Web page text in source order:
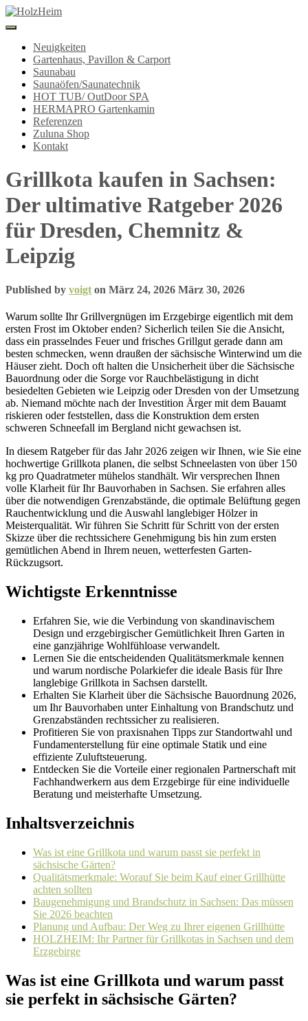
Navigation
umschalten
Neuigkeiten
Gartenhaus, Pavillon & Carport
Saunabau
Saunaöfen/Saunatechnik
HOT TUB/ OutDoor SPA
HERMAPRO Gartenkamin
Referenzen
Zuluna Shop
Kontakt
Grillkota kaufen in Sachsen:
Der ultimative Ratgeber 2026
für Dresden, Chemnitz &
Leipzig
Published by voigt on März 24, 2026 März 30, 2026
Warum sollte Ihr Grillvergnügen im Erzgebirge eigentlich mit dem
ersten Frost im Oktober enden? Sicherlich teilen Sie die Ansicht,
dass ein prasselndes Feuer und frisches Grillgut gerade dann am
besten schmecken, wenn draußen der sächsische Winterwind um die
Häuser zieht. Doch oft halten die Unsicherheit über die Sächsische
Bauordnung oder die Sorge vor Rauchbelästigung in dicht
besiedelten Gebieten wie Leipzig oder Dresden von der Umsetzung
ab. Niemand möchte nach der Investition Ärger mit dem Bauamt
riskieren oder feststellen, dass die Konstruktion dem ersten
schweren Schneefall im Bergland nicht gewachsen ist.
In diesem Ratgeber für das Jahr 2026 zeigen wir Ihnen, wie Sie eine
hochwertige Grillkota planen, die selbst Schneelasten von über 150
kg pro Quadratmeter mühelos standhält. Wir versprechen Ihnen
volle Klarheit für Ihr Bauvorhaben in Sachsen. Sie erfahren alles
über die notwendigen Grenzabstände, die optimale Belüftung gegen
Rauchentwicklung und die Auswahl langlebiger Hölzer in
Meisterqualität. Wir führen Sie Schritt für Schritt von der ersten
Skizze über die rechtssichere Genehmigung bis hin zum ersten
gemütlichen Abend in Ihrem neuen, wetterfesten Garten-
Rückzugsort.
Wichtigste Erkenntnisse
Erfahren Sie, wie die Verbindung von skandinavischem
Design und erzgebirgischer Gemütlichkeit Ihren Garten in
eine ganzjährige Wohlfühloase verwandelt.
Lernen Sie die entscheidenden Qualitätsmerkmale kennen
und warum nordische Polarkiefer die ideale Basis für Ihre
langlebige Grillkota in Sachsen darstellt.
Erhalten Sie Klarheit über die Sächsische Bauordnung 2026,
um Ihr Bauvorhaben unter Einhaltung von Brandschutz und
Grenzabständen rechtssicher zu realisieren.
Profitieren Sie von praxisnahen Tipps zur Standortwahl und
Fundamenterstellung für eine optimale Statik und eine
effiziente Zuluftsteuerung.
Entdecken Sie die Vorteile einer regionalen Partnerschaft mit
Fachhandwerkern aus dem Erzgebirge für eine individuelle
Beratung und meisterhafte Umsetzung.
Inhaltsverzeichnis
Was ist eine Grillkota und warum passt sie perfekt in
sächsische Gärten?
Qualitätsmerkmale: Worauf Sie beim Kauf einer Grillhütte
achten sollten
Baugenehmigung und Brandschutz in Sachsen: Das müssen
Sie 2026 beachten
Planung und Aufbau: Der Weg zu Ihrer eigenen Grillhütte
HOLZHEIM: Ihr Partner für Grillkotas in Sachsen und dem
Erzgebirge
Was ist eine Grillkota und warum passt
sie perfekt in sächsische Gärten?